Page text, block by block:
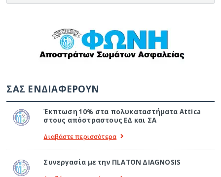
ΣΑΣ ΕΝΔΙΑΦΕΡΟΥΝ
Έκπτωση 10% στα πολυκαταστήματα Attica
στους απόστραστους ΕΔ και ΣΑ
Διαβάστε περισσότερα
Συνεργασία με την ΠLATON ΔIAGNOSIS